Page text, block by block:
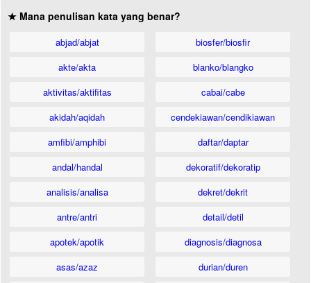
★ Mana penulisan kata yang benar?
abjad/abjat
akte/akta
aktivitas/aktifitas
akidah/aqidah
amfibi/amphibi
andal/handal
analisis/analisa
antre/antri
apotek/apotik
asas/azaz
biosfer/biosfir
blanko/blangko
cabai/cabe
cendekiawan/cendikiawan
daftar/daptar
dekoratif/dekoratip
dekret/dekrit
detail/detil
diagnosis/diagnosa
durian/duren